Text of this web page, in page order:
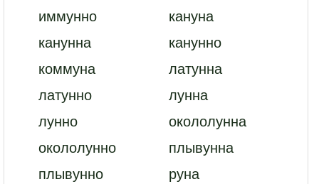
иммунно
кануна
канунна
канунно
коммуна
латунна
латунно
лунна
лунно
окололунна
окололунно
плывунна
плывунно
руна